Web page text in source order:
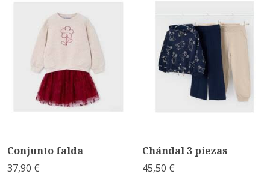
Conjunto falda
37,90 €
Chándal 3 piezas
45,50 €